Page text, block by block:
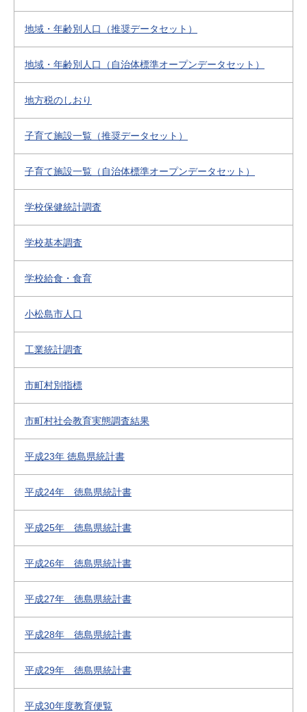
地域・年齢別人口（推奨データセット）
地域・年齢別人口（自治体標準オープンデータセット）
地方税のしおり
子育て施設一覧（推奨データセット）
子育て施設一覧（自治体標準オープンデータセット）
学校保健統計調査
学校基本調査
学校給食・食育
小松島市人口
工業統計調査
市町村別指標
市町村社会教育実態調査結果
平成23年 徳島県統計書
平成24年 徳島県統計書
平成25年 徳島県統計書
平成26年 徳島県統計書
平成27年 徳島県統計書
平成28年 徳島県統計書
平成29年 徳島県統計書
平成30年度教育便覧